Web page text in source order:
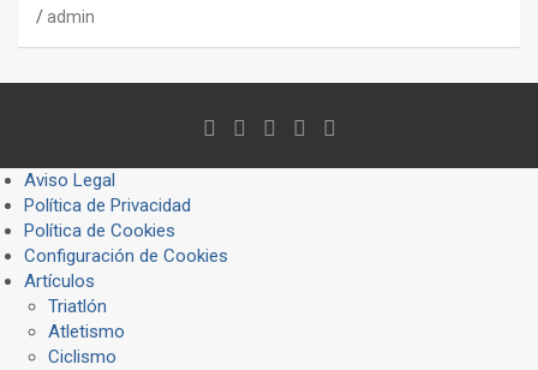
admin
Aviso Legal
Política de Privacidad
Política de Cookies
Configuración de Cookies
Artículos
Triatlón
Atletismo
Ciclismo